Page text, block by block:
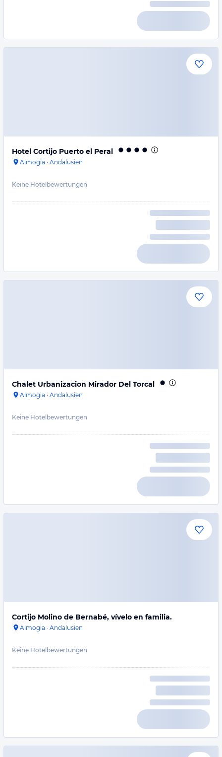
Hotel Cortijo Puerto el Peral
Almogia · Andalusien
Keine Hotelbewertungen
Chalet Urbanizacion Mirador Del Torcal
Almogia · Andalusien
Keine Hotelbewertungen
Cortijo Molino de Bernabé, vívelo en familia.
Almogia · Andalusien
Keine Hotelbewertungen